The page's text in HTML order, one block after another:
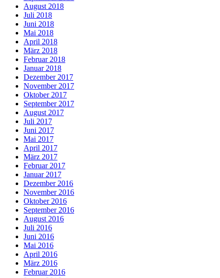
August 2018
Juli 2018
Juni 2018
Mai 2018
April 2018
März 2018
Februar 2018
Januar 2018
Dezember 2017
November 2017
Oktober 2017
September 2017
August 2017
Juli 2017
Juni 2017
Mai 2017
April 2017
März 2017
Februar 2017
Januar 2017
Dezember 2016
November 2016
Oktober 2016
September 2016
August 2016
Juli 2016
Juni 2016
Mai 2016
April 2016
März 2016
Februar 2016